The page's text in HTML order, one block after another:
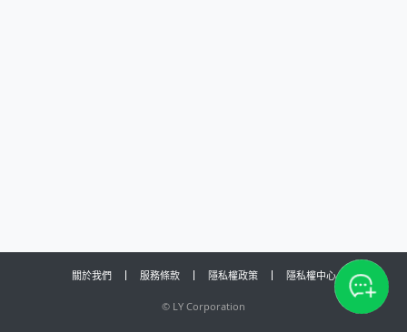
關於我們 服務條款 隱私權政策 隱私權中心
© LY Corporation